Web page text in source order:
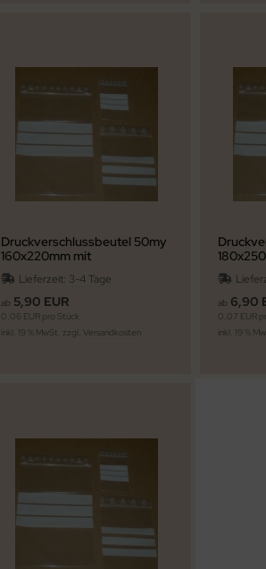
Druckverschlussbeutel 50my
160x220mm mit
Beschriftungsfeld
Lieferzeit: 3-4 Tage
ab 5,90 EUR
0,06 EUR pro Stück
inkl. 19 % MwSt. zzgl. Versandkosten
ab 6,90
0,07 EUR
inkl. 19 %